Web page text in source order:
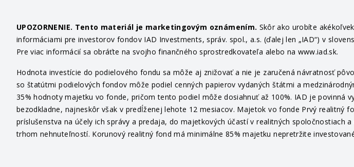
UPOZORNENIE. Tento materiál je marketingovým oznámením.
Skôr ako urobíte
informáciami pre investorov fondov IAD Investments, správ. spol., a.s. (ďalej len „IAD“) v
Pre viac informácií sa obráťte na svojho finančného sprostredkovateľa alebo na www.iad.sk.
Hodnota investície do podielového fondu sa môže aj znižovať a nie je zaručená návratnosť
so štatútmi podielových fondov môže podiel cenných papierov vydaných štátmi a
35% hodnoty majetku vo fonde, pričom tento podiel môže dosiahnuť až 100%. IAD je
bezodkladne, najneskôr však v predĺženej lehote 12 mesiacov. Majetok vo fonde Prvý
príslušenstva na účely ich správy a predaja, do majetkových účastí v realitných spoločnostiach
trhom nehnuteľností. Korunový realitný fond má minimálne 85% majetku nepretržite